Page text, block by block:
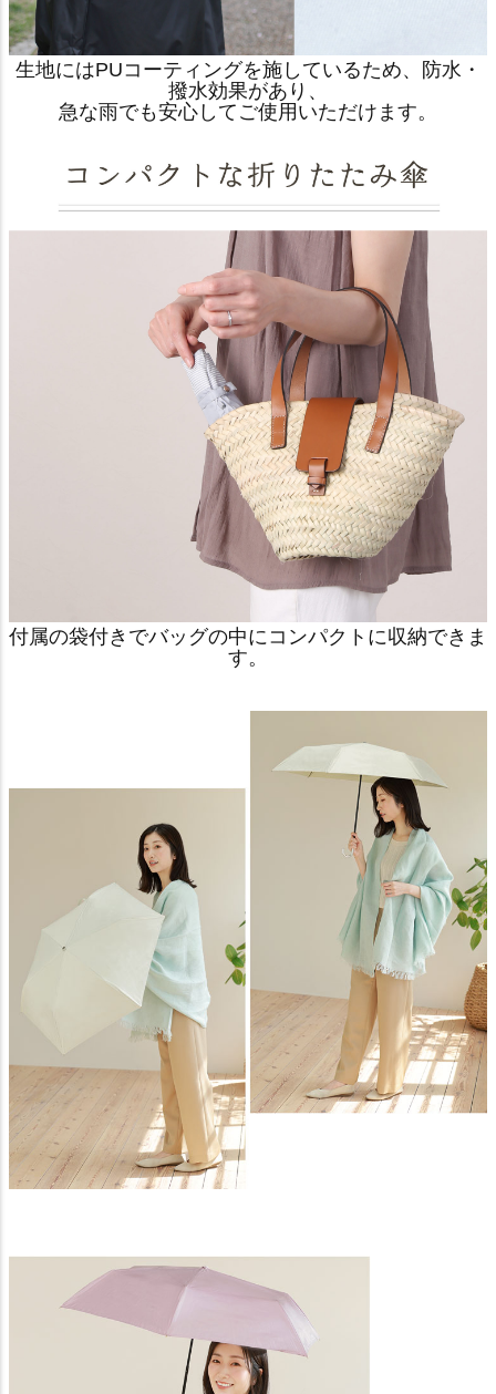
生地にはPUコーティングを施しているため、防水・
撥水効果があり、
急な雨でも安心してご使用いただけます。
付属の袋付きでバッグの中にコンパクトに収納できま
す。